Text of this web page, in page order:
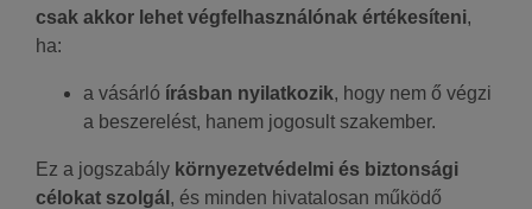
csak akkor lehet végfelhasználónak értékesíteni,
ha:
a vásárló írásban nyilatkozik, hogy nem ő végzi
a beszerelést, hanem jogosult szakember.
Ez a jogszabály környezetvédelmi és biztonsági
célokat szolgál , és minden hivatalosan működő